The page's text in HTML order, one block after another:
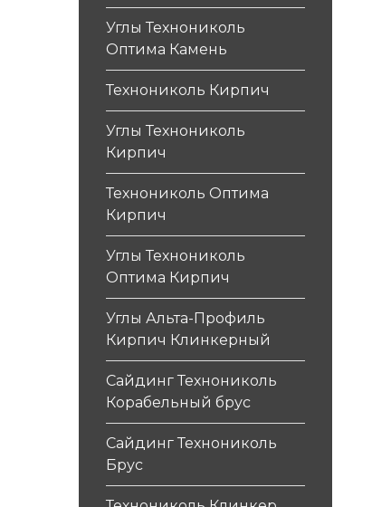
Углы Технониколь
Оптима Камень
Технониколь Кирпич
Углы Технониколь
Кирпич
Технониколь Оптима
Кирпич
Углы Технониколь
Оптима Кирпич
Углы Альта-Профиль
Кирпич Клинкерный
Сайдинг Технониколь
Корабельный брус
Сайдинг Технониколь
Брус